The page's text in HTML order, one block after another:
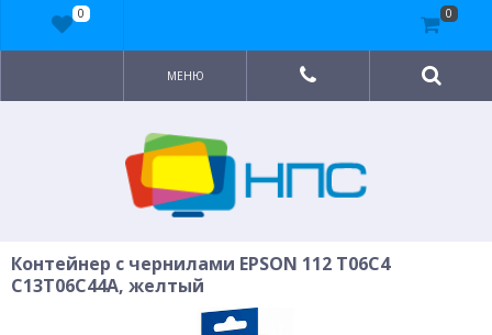
МЕНЮ
Контейнер с чернилами EPSON 112 T06C4
C13T06C44A, желтый
0 0